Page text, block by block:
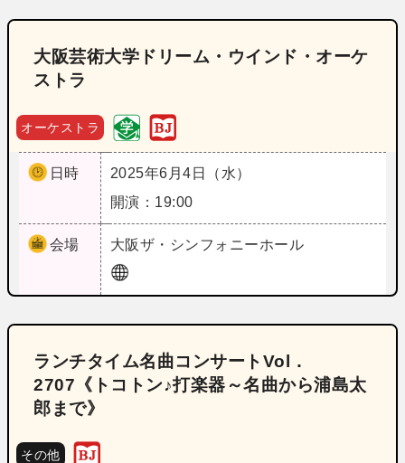
大阪芸術大学ドリーム・ウインド・オーケ
ストラ
オーケストラ
日時
2025年6月4日（水）
開演：19:00
会場 大阪ザ・シンフォニーホール
ランチタイム名曲コンサートVol．
2707《トコトン♪打楽器～名曲から浦島太
郎まで》
その他